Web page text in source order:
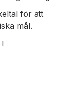
för att
mål.
i